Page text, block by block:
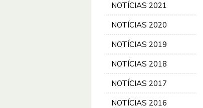
NOTÍCIAS 2021
NOTÍCIAS 2020
NOTÍCIAS 2019
NOTÍCIAS 2018
NOTÍCIAS 2017
NOTÍCIAS 2016